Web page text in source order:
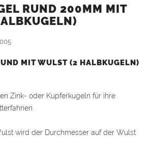
RUND 200MM MIT
MIT WULST (2 HALBKUGELN)
Zink- oder Kupferkugeln für ihre
wird der Durchmesser auf der Wulst